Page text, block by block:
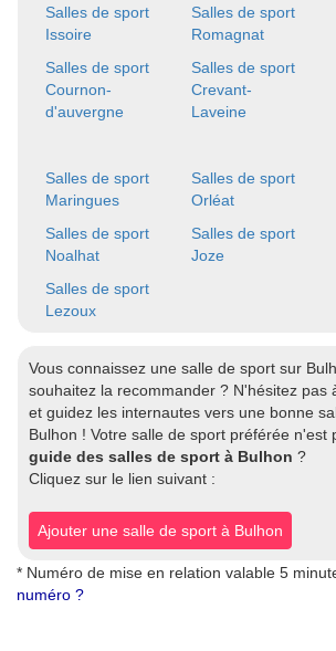
Salles de sport
Issoire
Salles de sport
Romagnat
Salles de sport
Cournon-
d'auvergne
Salles de sport
Crevant-
Laveine
Salles de sport
Maringues
Salles de sport
Orléat
Salles de sport
Noalhat
Salles de sport
Joze
Salles de sport
Lezoux
Vous connaissez une salle de sport sur
souhaitez la recommander ? N'hésitez pas
et guidez les internautes vers une bonne
Bulhon ! Votre salle de sport préférée n'est
guide des salles de sport à Bulhon ?
Cliquez sur le lien suivant :
Ajouter une salle de sport à Bulhon
* Numéro de mise en relation valable 5
numéro ?